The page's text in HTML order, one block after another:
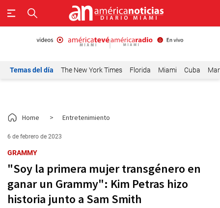
Temas del día The New York Times Florida Miami Cuba
Home > Entretenimiento
6 de febrero de 2023
GRAMMY
"Soy la primera mujer transgénero en
ganar un Grammy": Kim Petras hizo
historia junto a Sam Smith